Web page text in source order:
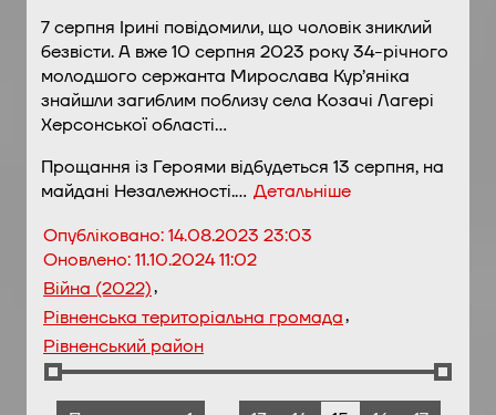
7 серпня Ірині повідомили, що чоловік зниклий
безвісти. А вже 10 серпня 2023 року 34-річного
молодшого сержанта Мирослава Кур’яніка
знайшли загиблим поблизу села Козачі Лагері
Херсонської області…
Прощання із Героями відбудеться 13 серпня, на
майдані Незалежності.… Детальніше
Опубліковано:14.08.2023 23:03
Оновлено:11.10.2024 11:02
Війна (2022),
Рівненська територіальна громада,
Рівненський район